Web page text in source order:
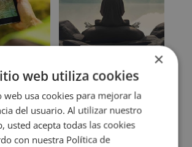
+
El
precio
Maestría Internacional
Coaching – Diploma
Acreditado por Apostilla
de la Haya
2.976$El
744$
×
web utiliza cookies
web usa cookies para mejorar la
del usuario. Al utilizar nuestro
usted acepta todas las cookies
con nuestra Política de